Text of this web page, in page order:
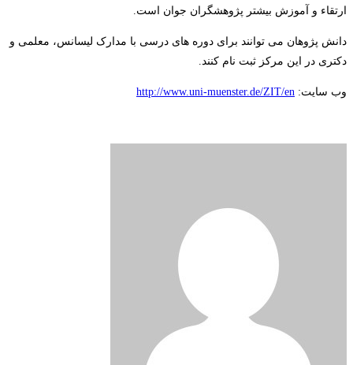
ارتقاء و آموزش بیشتر پژوهشگران جوان است.
دانش پژوهان می توانند برای دوره های درسی با مدارک لیسانس، معلمی و
دکتری در این مرکز ثبت نام کنند.
وب سایت: http://www.uni-muenster.de/ZIT/en